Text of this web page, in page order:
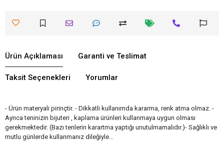
Ürün Açıklaması Garanti ve Teslimat
Taksit Seçenekleri Yorumlar
- Ürün materyali pirinçtir. - Dikkatli kullanımda kararma, renk atma olmaz. -
Ayrıca teninizin bijuteri , kaplama ürünleri kullanmaya uygun olması
gerekmektedir. (Bazı tenlerin karartma yaptığı unutulmamalıdır.)- Sağlıklı ve
mutlu günlerde kullanmanız dileğiyle…